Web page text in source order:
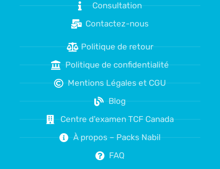
Consultation
Contactez-nous
Politique de retour
Politique de confidentialité
Mentions Légales et CGU
Blog
Centre d'examen TCF Canada
À propos – Packs Nabil
FAQ